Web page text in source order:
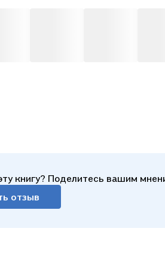
книгу? Поделитесь вашим
отзыв